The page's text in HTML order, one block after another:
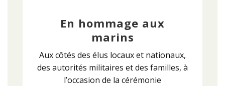
En hommage aux
marins
Aux côtés des élus locaux et nationaux,
des autorités militaires et des familles, à
l’occasion de la cérémonie